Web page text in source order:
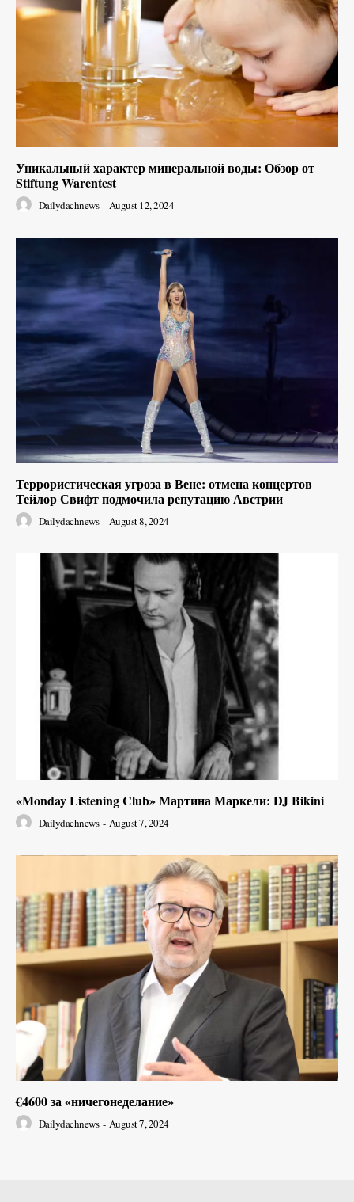
Уникальный характер минеральной воды: Обзор от
Stiftung Warentest
Dailydachnews - August 12, 2024
Террористическая угроза в Вене: отмена концертов
Тейлор Свифт подмочила репутацию Австрии
Dailydachnews - August 8, 2024
«Monday Listening Club» Мартина Маркели: DJ Bikini
Dailydachnews - August 7, 2024
€4600 за «ничегонеделание»
Dailydachnews - August 7, 2024